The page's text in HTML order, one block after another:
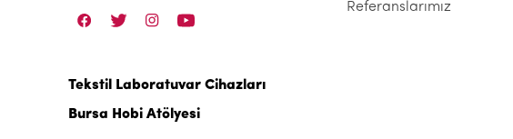
Tekstil Laboratuvar Cihazları
Bursa Hobi Atölyesi
Referanslarımız